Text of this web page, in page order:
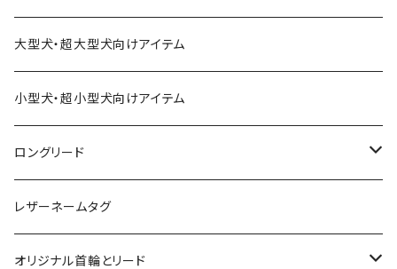
大型犬・超大型犬向けアイテム
小型犬・超小型犬向けアイテム
ロングリード
オリジナル軽量ロングリード
オリジナルロングリード
レザーネームタグ
オリジナル首輪とリード